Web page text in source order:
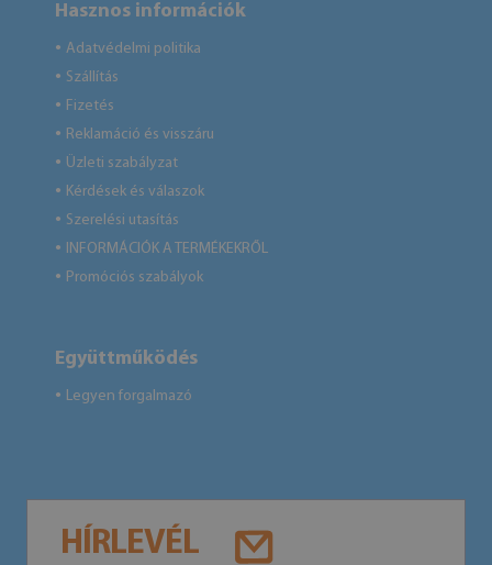
Hasznos információk
● Adatvédelmi politika
● Szállítás
● Fizetés
● Reklamáció és visszáru
● Üzleti szabályzat
● Kérdések és válaszok
● Szerelési utasítás
● INFORMÁCIÓK A TERMÉKEKRŐL
● Promóciós szabályok
Együttműködés
● Legyen forgalmazó
HÍRLEVÉL